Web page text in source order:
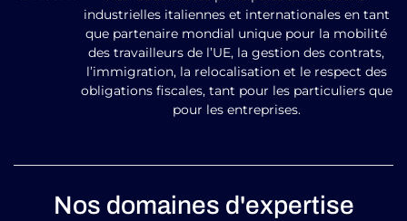
industrielles italiennes et internationales en tant
que partenaire mondial unique pour la mobilité
des travailleurs de l’UE, la gestion des contrats,
l’immigration, la relocalisation et le respect des
obligations fiscales, tant pour les particuliers que
pour les entreprises.
Nos domaines d'expertise